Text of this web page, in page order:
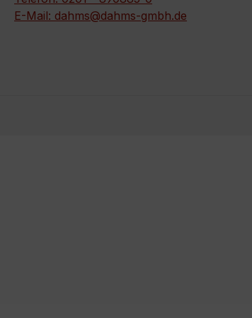
E-Mail: dahms@dahms-gmbh.de